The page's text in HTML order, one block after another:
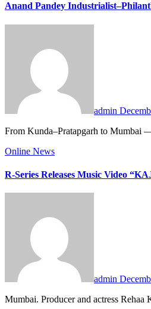
Anand Pandey
admin
From Kunda–Pratapgarh to
Online News
R-Series Releases Music Video
admin
Mumbai. Producer and actress